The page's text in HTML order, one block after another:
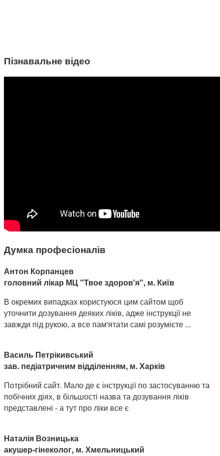
Пізнавальне відео
Думка професіоналів
Антон Корпанцев
головний лікар МЦ "Твое здоров'я", м. Київ
В окремих випадках користуюся цим сайтом щоб
уточнити дозування деяких ліків, адже інструкції не
завжди під рукою, а все пам'ятати самі розумієте ...
Василь Петрікивський
зав. педіатричним відділенням, м. Харків
Потрібний сайт. Мало де є інструкції по застосуванню та
побічних діях, в більшості назва та дозування ліків
представлені - а тут про ліки все є
Наталія Возницька
акушер-гінеколог, м. Хмельницький